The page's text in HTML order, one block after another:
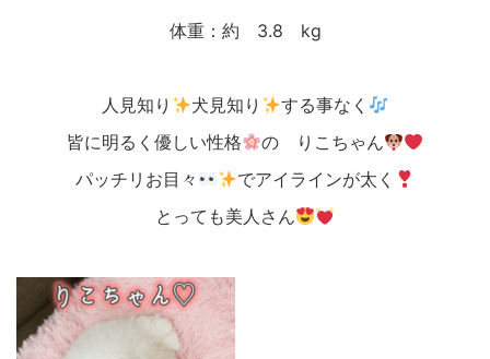
体重：約 3.8 kg
人見知り 犬見知り
する事なく
皆に明るく優しい性格
の りこちゃん
パッチリお目々
でアイラインが太く
とっても美人さん